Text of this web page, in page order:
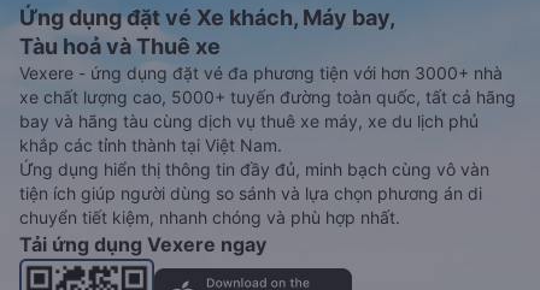
Ứng dụng đặt vé Xe khách, Máy bay,
Tàu hoả và Thuê xe
Vexere - ứng dụng đặt vé đa phương tiện với hơn 3000+ nhà
xe chất lượng cao, 5000+ tuyến đường toàn quốc, tất cả hãng
bay và hãng tàu cùng dịch vụ thuê xe máy, xe du lịch phủ
khắp các tỉnh thành tại Việt Nam.
Ứng dụng hiển thị thông tin đầy đủ, minh bạch cùng vô vàn
tiện ích giúp người dùng so sánh và lựa chọn phương án di
chuyển tiết kiệm, nhanh chóng và phù hợp nhất.
Tải ứng dụng Vexere ngay